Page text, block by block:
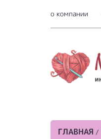
о компании
ГЛАВНАЯ /